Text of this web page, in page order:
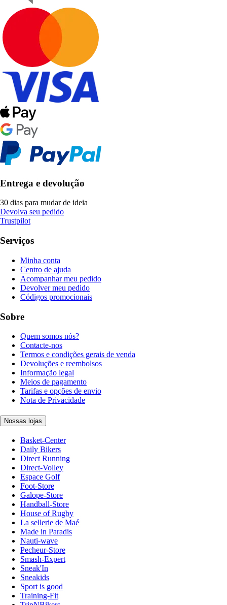
Entrega e devolução
30 dias para mudar de ideia
Devolva seu pedido
Trustpilot
Serviços
Minha conta
Centro de ajuda
Acompanhar meu pedido
Devolver meu pedido
Códigos promocionais
Sobre
Quem somos nós?
Contacte-nos
Termos e condições gerais de venda
Devoluções e reembolsos
Informação legal
Meios de pagamento
Tarifas e opções de envio
Nota de Privacidade
Nossas lojas
Basket-Center
Daily Bikers
Direct Running
Direct-Volley
Espace Golf
Foot-Store
Galope-Store
Handball-Store
House of Rugby
La sellerie de Maé
Made in Paradis
Nauti-wave
Pecheur-Store
Smash-Expert
Sneak'In
Sneakids
Sport is good
Training-Fit